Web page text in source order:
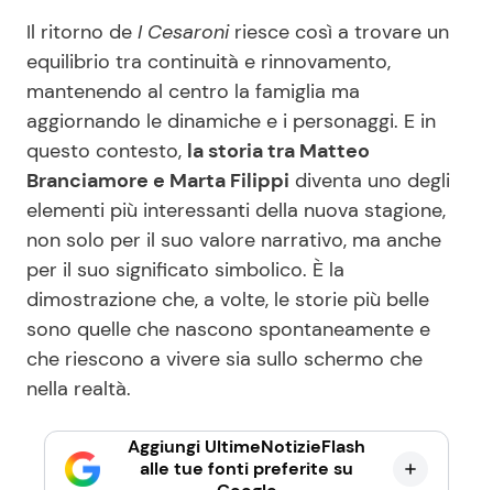
Il ritorno de I Cesaroniriesce così a trovare un
equilibrio tra continuità e rinnovamento,
mantenendo al centro la famiglia ma
aggiornando le dinamiche e i personaggi. E in
questo contesto, la storia tra Matteo
Branciamore e Marta Filippi diventa uno degli
elementi più interessanti della nuova stagione,
non solo per il suo valore narrativo, ma anche
per il suo significato simbolico. È la
dimostrazione che, a volte, le storie più belle
sono quelle che nascono spontaneamente e
che riescono a vivere sia sullo schermo che
nella realtà.
Aggiungi UltimeNotizieFlash
alle tue fonti preferite su